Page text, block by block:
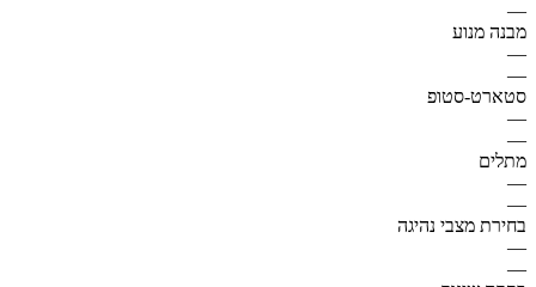
—
מבנה מנוע
—
—
סטארט-סטופ
—
—
מתלים
—
—
בחירת מצבי נהיגה
—
—